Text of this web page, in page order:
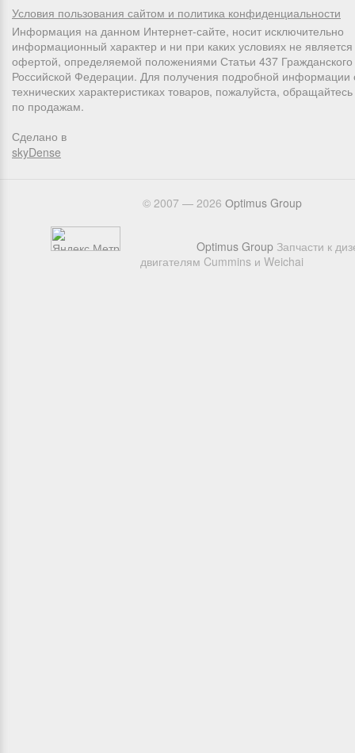
Условия пользования сайтом и политика конфиденциальности
Информация на данном Интернет-сайте, носит исключительно
информационный характер и ни при каких условиях не
офертой, определяемой положениями Статьи 437 Гражданского
Российской Федерации. Для получения подробной информации
технических характеристиках товаров, пожалуйста,
по продажам.
Сделано в
skyDense
© 2007 — 2026 Оptimus Group
Optimus Group Запчасти к
двигателям Cummins и Weichai